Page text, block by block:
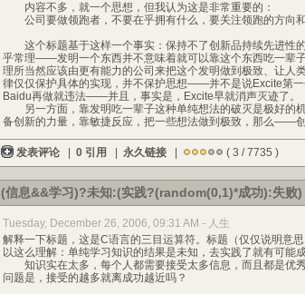
内容不多，就一个思想，但我认为这是非常重要的：
公司要做领跑者，不要在乎拥有什么，要关注领跑的方向和
这个标题基于这样一个事实：保持不了创新品持续先进性
乎常理——发明一个东西并不意味着就可以靠这个东西吃一辈
理所当然应该由更有能力的公司来把这个发明做到极致、让人
律仅仅保护具体的实现，并不保护思想——并不是说Excite第一
Baidu再做就违法——并且，事实是，Excite早就消声灭迹了。
另一方面，靠发明吃一辈子这种单纯想法的破灭是极好的
备创新的力量，靠敏捷反应，把一些想法做到极致，那么——创
发表评论 0 引用 永久链接 ( 3 / 7735 )
(信息&&学习)?未知:(实践?(random(0,1)*成功):失败)
Tuesday, December 26, 2006, 09:31 AM - 人生
解释一下标题，这是C语言的三目运算符。标题（仅仅说明意
以这么理解：单纯学习知识的结果是未知，去实践了就有可能
知识实在太多，每个人都需要接受太多信息，而且都是优秀
问题是，接受的越多就离成功越近吗？